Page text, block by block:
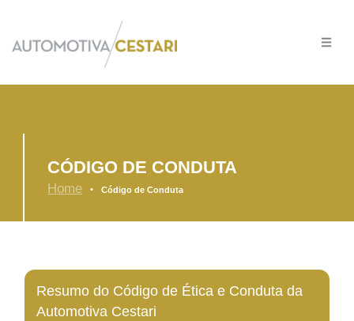
CÓDIGO DE CONDUTA
Home • Código de Conduta
Resumo do Código de Ética e Conduta da
Automotiva Cestari